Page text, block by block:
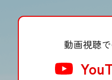
動画視聴